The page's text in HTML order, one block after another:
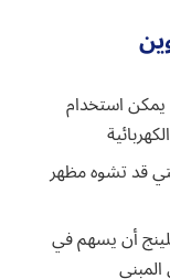
يمكن استخدام
قد تشوه مظهر
أن يسهم في